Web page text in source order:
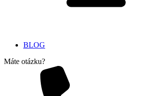
BLOG
Máte otázku?